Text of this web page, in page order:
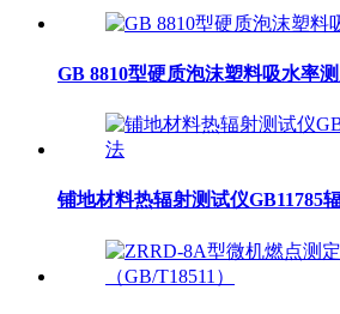
GB 8810型硬质泡沫塑料吸水率
铺地材料热辐射测试仪GB11785